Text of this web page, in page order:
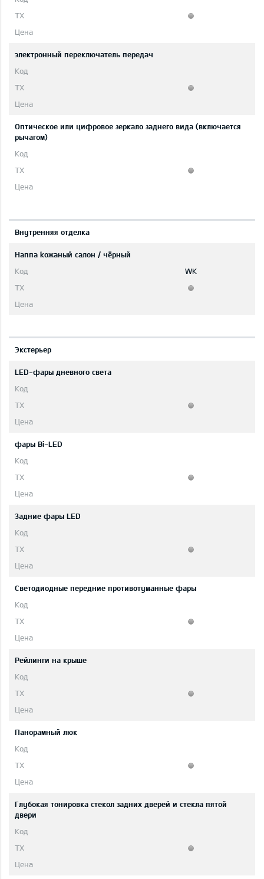
электронный переключатель передач
Оптическое или цифровое зеркало заднего вида (включается
рычагом)
Bнутренняя отделка
Hаппа kожаный салон / чёрный
WK
Экстерьер
LED-фары дневного света
фары Bi-LED
Задние фары LED
Светодиодные передние противотуманные фары
Рейлинги на крыше
Панорамный люк
Глубокая тонировка стекол задних дверей и стекла пятой
двери